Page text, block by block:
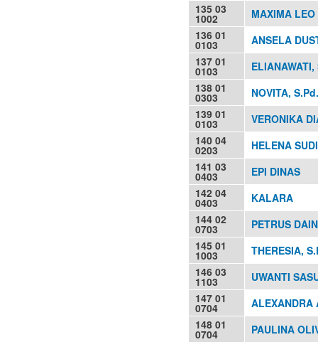
135 03
1002
MAXIMA LEO
136 01
0103
ANSELA
137 01
0103
ELIANAWATI,
138 01
0303
NOVITA, S.Pd.
139 01
0103
VERONIKA
140 04
0203
HELENA
141 03
0403
EPI DINAS
142 04
0403
KALARA
144 02
0703
PETRUS
145 01
1003
THERESIA,
146 03
1103
UWANTI
147 01
0704
ALEXANDRA
148 01
0704
PAULINA